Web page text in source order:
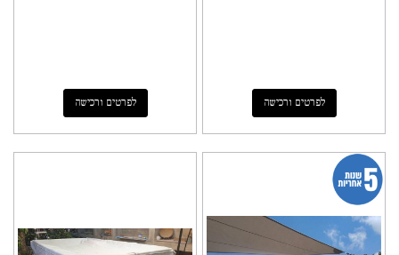
לפרטים ורכישה לפרטים ורכישה